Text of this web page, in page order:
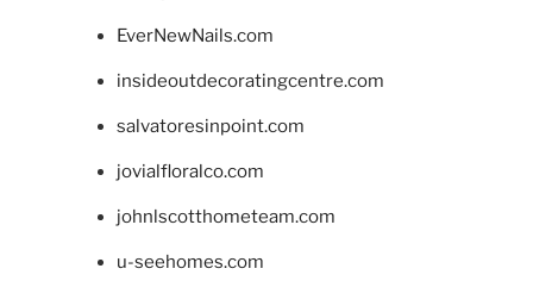
EverNewNails.com
insideoutdecoratingcentre.com
salvatoresinpoint.com
jovialfloralco.com
johnlscotthometeam.com
u-seehomes.com